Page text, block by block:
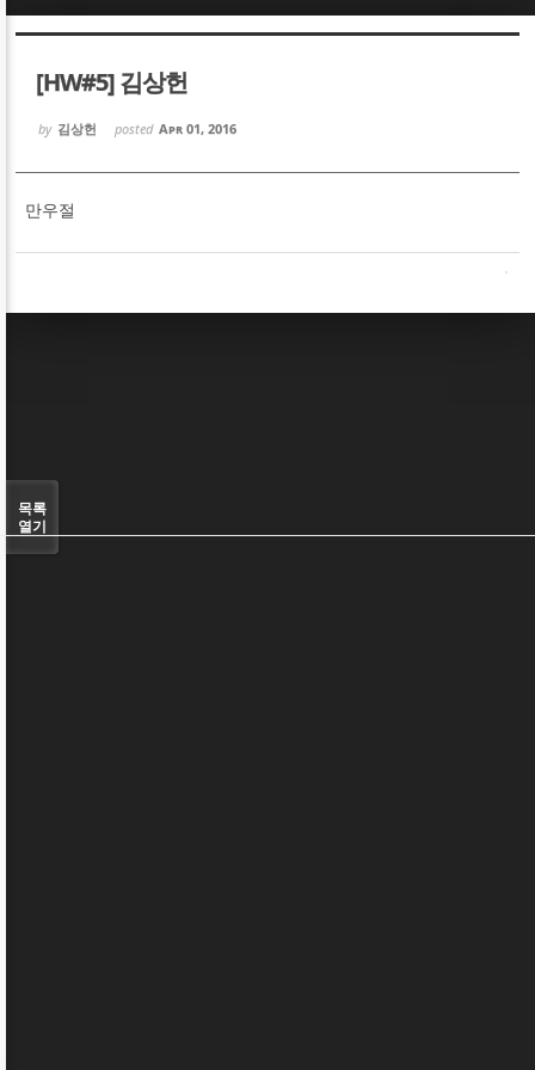
[HW#5] 김상헌
by 김상헌 posted Apr 01, 2016
만우절
목록
열기
Sketchbook5, 스케치북5
Sketchbook5, 스케치북5
Sketchbook5, 스케치북5
Sketchbook5, 스케치북5